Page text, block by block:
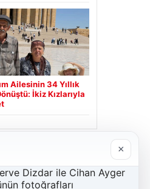
Ailesinin 34 Yıllık
İkiz Kızlarıyla
×